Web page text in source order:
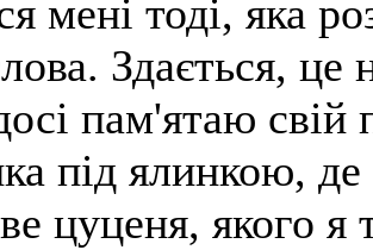
мені тоді, яка
Здається, це
пам'ятаю свій
під ялинкою,
цуценя, якого я